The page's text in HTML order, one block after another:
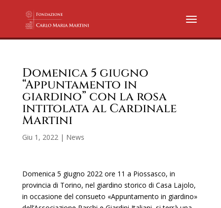
Domenica 5 giugno
“Appuntamento in
giardino” con la rosa
intitolata al Cardinale
Martini
Giu 1, 2022| News
Domenica 5 giugno 2022 ore 11 a Piossasco, in
provincia di Torino, nel giardino storico di Casa Lajolo,
in occasione del consueto «Appuntamento in giardino»